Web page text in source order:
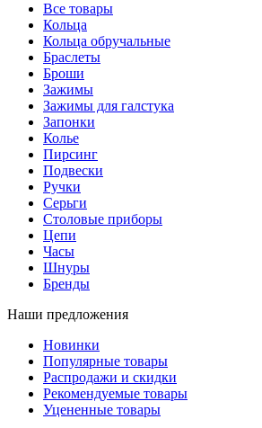
Все товары
Кольца
Кольца обручальные
Браслеты
Броши
Зажимы
Зажимы для галстука
Запонки
Колье
Пирсинг
Подвески
Ручки
Серьги
Столовые приборы
Цепи
Часы
Шнуры
Бренды
Наши предложения
Новинки
Популярные товары
Распродажи и скидки
Рекомендуемые товары
Уцененные товары